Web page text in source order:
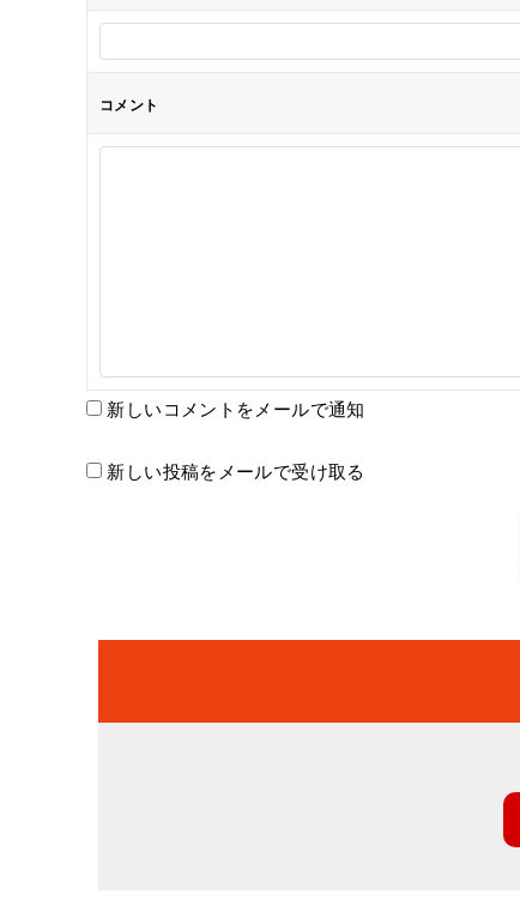
コメント
新しいコメントをメールで通知
新しい投稿をメールで受け取る